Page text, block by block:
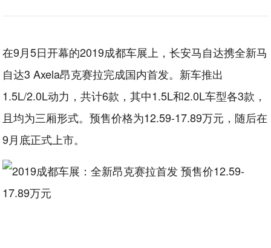
在9月5日开幕的2019成都车展上，长安马自达携全新马
自达3 Axela昂克赛拉完成国内首发。新车推出
1.5L/2.0L动力，共计6款，其中1.5L和2.0L车型各3款，
且均为三厢形式。预售价格为12.59-17.89万元，随后在
9月底正式上市。